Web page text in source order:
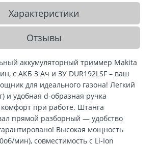
Характеристики
Отзывы
аккумуляторный триммер Makita
с АКБ 3 Ач и ЗУ DUR192LSF – ваш
для идеального газона! Легкий
и удобная d-образная ручка
при работе. Штанга
прямой разборный — удобство
Высокая мощность
мин), совместимость с Li-Ion